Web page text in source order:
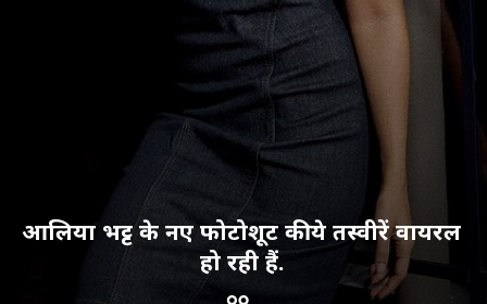
आलिया भट्ट के नए फोटोशूट की ये तस्वीरें वायरल
हो रही हैं.